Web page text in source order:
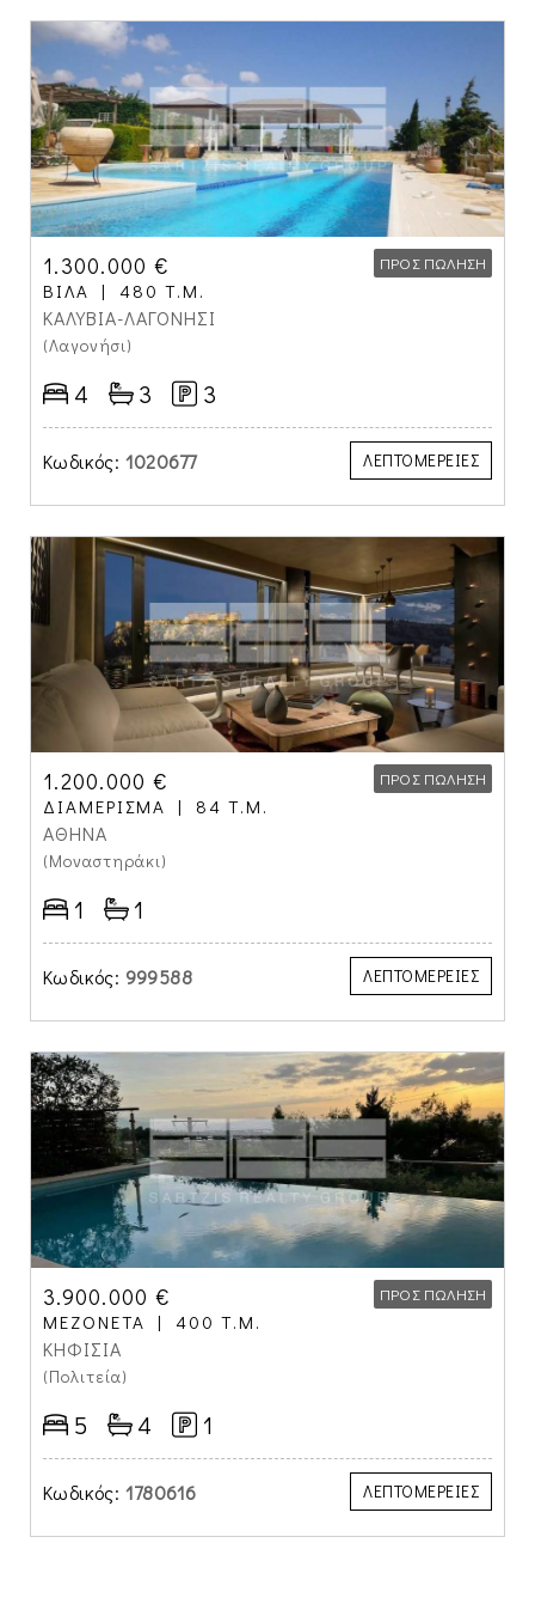
1.300.000 € ΠΡΟΣ ΠΏΛΗΣΗ
ΒΊΛΑ 480 Τ.Μ.
ΚΑΛΥΒΙΑ-ΛΑΓΟΝΗΣΙ
(Λαγονήσι)
4 3 3
Κωδικός: 1020677 ΛΕΠΤΟΜΕΡΕΙΕΣ
1.200.000 € ΠΡΟΣ ΠΏΛΗΣΗ
ΔΙΑΜΈΡΙΣΜΑ 84 Τ.Μ.
ΑΘΗΝΑ
(Μοναστηράκι)
1 1
Κωδικός: 999588 ΛΕΠΤΟΜΕΡΕΙΕΣ
3.900.000 € ΠΡΟΣ ΠΏΛΗΣΗ
ΜΕΖΟΝΈΤΑ 400 Τ.Μ.
ΚΗΦΙΣΙΑ
(Πολιτεία)
5 4 1
Κωδικός: 1780616 ΛΕΠΤΟΜΕΡΕΙΕΣ